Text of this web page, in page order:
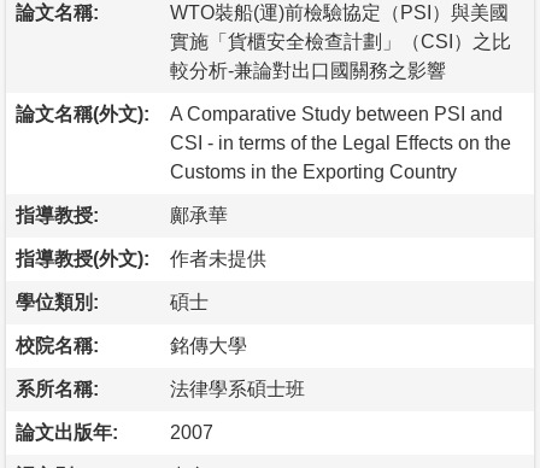
論文名稱:
WTO裝船(運)前檢驗協定（PSI）與美國
實施「貨櫃安全檢查計劃」（CSI）之比
較分析-兼論對出口國關務之影響
論文名稱(外文):
A Comparative Study between PSI and
CSI - in terms of the Legal Effects on the
Customs in the Exporting Country
指導教授: 鄺承華
指導教授(外文): 作者未提供
學位類別: 碩士
校院名稱: 銘傳大學
系所名稱: 法律學系碩士班
論文出版年: 2007